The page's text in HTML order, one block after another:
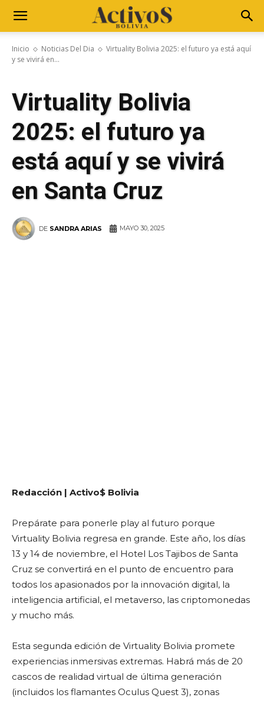
Inicio Noticias Del Dia
Virtuality Bolivia 2025: el futuro ya está aquí
y se vivirá en...
Virtuality Bolivia
2025: el futuro ya
está aquí y se vivirá
en Santa Cruz
DE SANDRA ARIAS MAYO 30, 2025
Redacción | Activo$ Bolivia
Prepárate para ponerle play al futuro porque
Virtuality Bolivia regresa en grande. Este año, los días
13 y 14 de noviembre, el Hotel Los Tajibos de Santa
Cruz se convertirá en el punto de encuentro para
todos los apasionados por la innovación digital, la
inteligencia artificial, el metaverso, las criptomonedas
y mucho más.
Esta segunda edición de Virtuality Bolivia promete
experiencias inmersivas extremas. Habrá más de 20
cascos de realidad virtual de última generación
(incluidos los flamantes Oculus Quest 3), zonas